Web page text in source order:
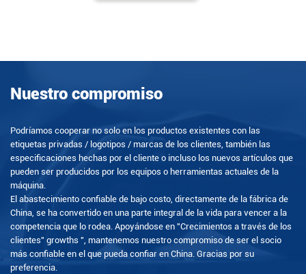
Nuestro compromiso
Podríamos cooperar no solo en los productos existentes con las
etiquetas privadas / logotipos / marcas de los clientes, también las
especificaciones hechas por el cliente o incluso los nuevos artículos que
pueden ser producidos por los equipos o herramientas actuales de la
máquina.
El abastecimiento confiable de bajo costo, directamente de la fábrica de
China, se ha convertido en una parte integral de la vida para vencer a la
competencia que lo rodea. Apoyándose en "Crecimientos a través de los
clientes" growths ", mantenemos nuestro compromiso de ser el socio
más confiable en el que pueda confiar en China. Gracias por su
preferencia.